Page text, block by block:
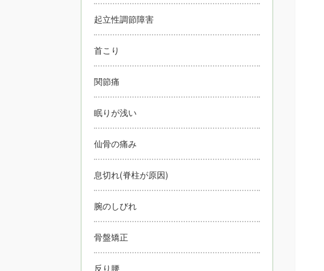
起立性調節障害
首こり
関節痛
眠りが浅い
仙骨の痛み
息切れ(脊柱が原因)
腕のしびれ
骨盤矯正
反り腰